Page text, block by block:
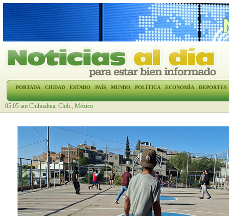
PORTADA CIUDAD ESTADO PAÍS MUNDO POLÍTICA ECONOMÍA DEPORTES
05:05 am Chihuahua, Chih., México